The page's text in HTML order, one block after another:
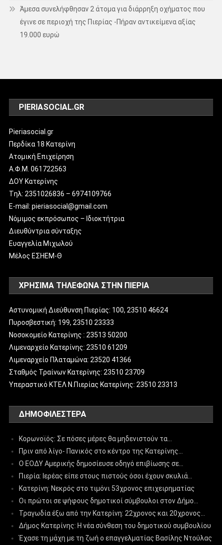
Άμεσα συνελήφθησαν 2 άτομα για διάρρηξη οχήματος που
έγινε σε περιοχή της Πιερίας -Πήραν αντικείμενα αξίας
19.000 ευρώ
PIERIASOCIAL.GR
Pieriasocial.gr
Περδίκα 18 Κατερίνη
Ατομική Επιχείρηση
Α.Φ.Μ. 061722563
ΔΟΥ Κατερίνης
Tηλ: 2351026836 – 6974109766
E-mail: pieriasocial@gmail.com
Νόμιμος εκπρόσωπος – Ιδιοκτήτρια
Διευθύντρια σύνταξης
Ευαγγελία Μιχωλού
Μέλος ΕΣΗΕΜ-Θ
ΧΡΗΣΙΜΑ ΤΗΛΕΦΩΝΑ ΣΤΗΝ ΠΙΕΡΙΑ
Αστυνομική Διεύθυνση Πιερίας: 100, 23510 46624
Πυροσβεστική: 199, 23510 23333
Νοσοκομείο Κατερίνης : 23513 50200
Λιμεναρχείο Κατερίνης: 23510 61209
Λιμεναρχείο Πλαταμώνα: 23520 41366
Σταθμός Τραίνων Κατερίνης: 23510 23709
Υπεραστικό ΚΤΕΛ Ν.Πιερίας Κατερίνης: 23510 23313
ΔΗΜΟΦΙΛΈΣΤΕΡΑ
Κορωνοϊός: Σε πόσες μέρες θα μηδενιστούν τα…
Πριν από λίγο- Πανικός στο κέντρο της Κατερίνης…
Ο ΕΟΔΥ Αμερικής δημοσίευσε οδηγό επιβίωσης σε…
Πιερία: Ιερέας είπε στους πιστούς όσοι έχουν σκυλιά…
Κατερίνη: Νεκρός στο τιμόνι 53χρονος επιχειρηματίας
Οι πρώτοι σε ψήφους δημοτικοί σύμβουλοι στον Δήμο…
Τραγωδία έξω από την Κατερίνη: 22χρονος και 20χρονος…
Δήμος Κατερίνης: Η νέα σύνθεση του δημοτικού συμβουλίου
Έχασε τη μάχη με τη ζωή ο επαγγελματίας Βασίλης Ντούλας